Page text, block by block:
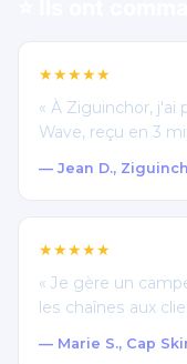
★★★★★
« À Ziguinchor, j'ai
Wave, reçu en 3
— Jean D.,
★★★★★
« Je gère un
les chaînes aux
— Marie S., Cap